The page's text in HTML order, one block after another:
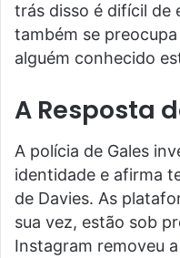
trás disso é difícil de
também se
alguém conhecido
A Resposta
A polícia de Gales
identidade e afirma
de Davies. As
sua vez, estão sob
Instagram removeu